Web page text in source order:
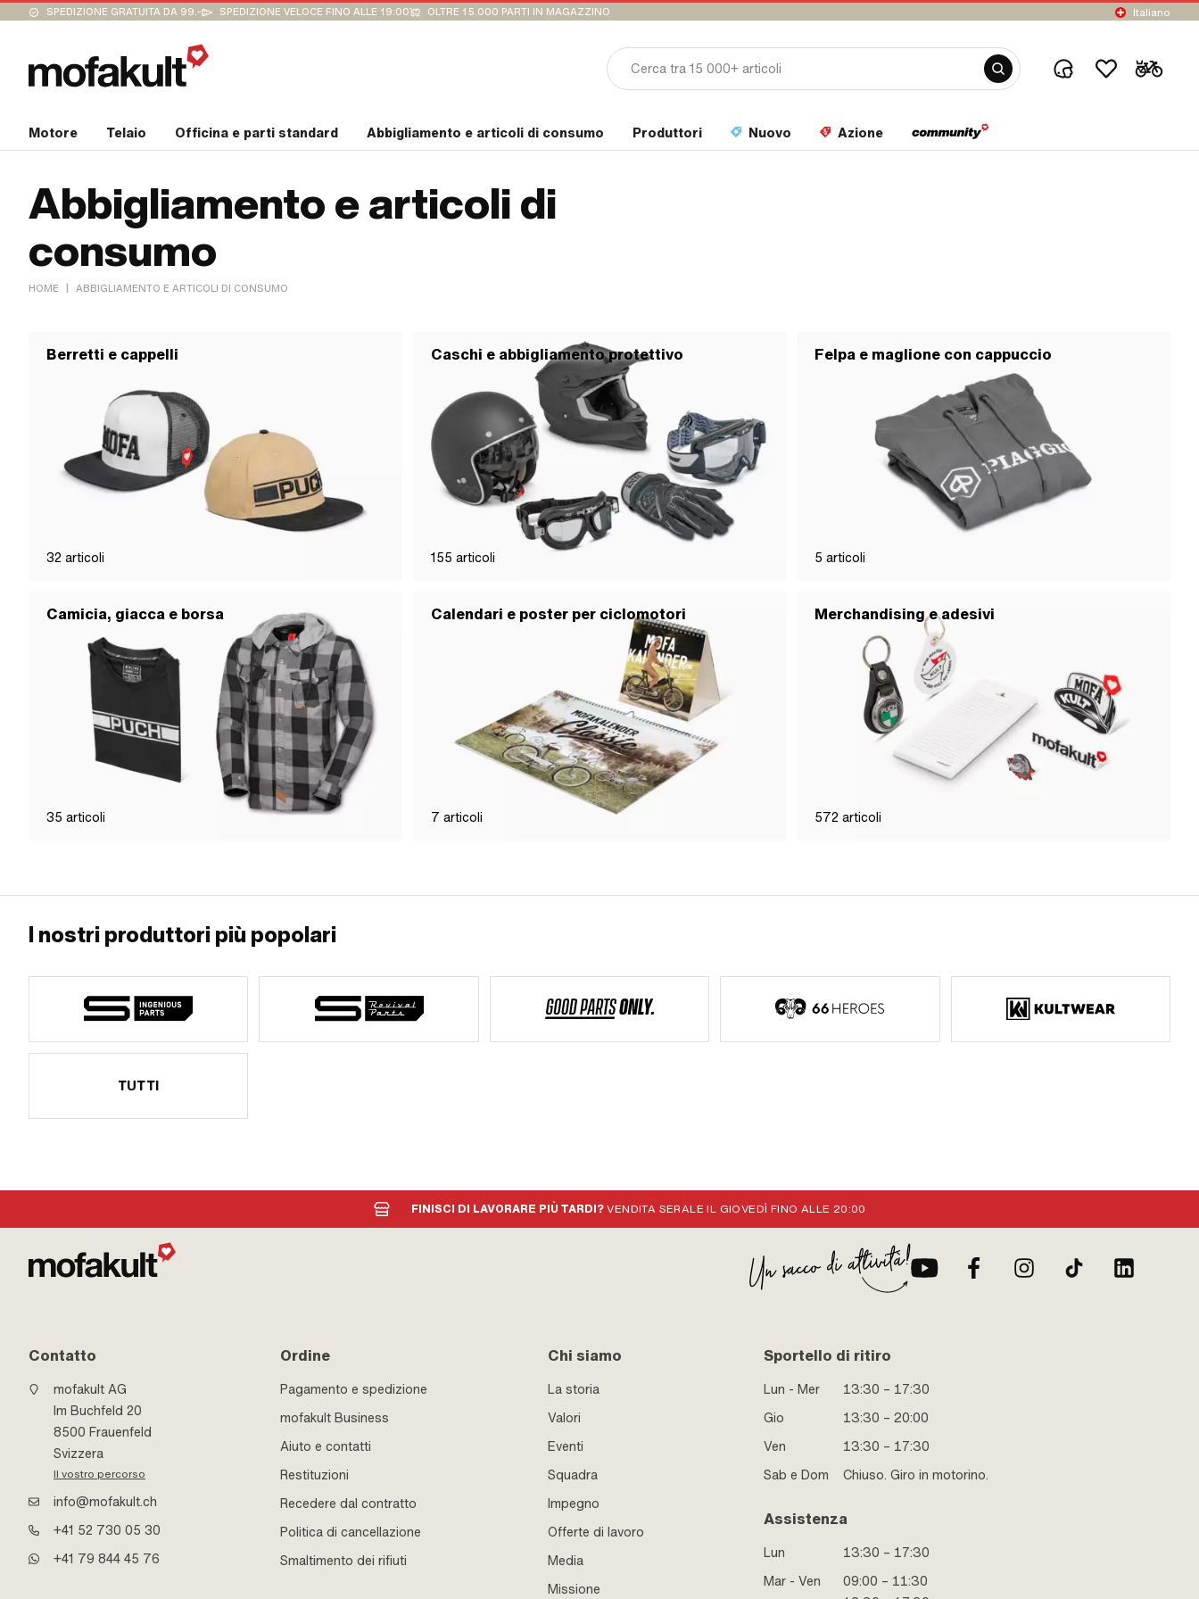
SPEDIZIONE GRATUITA DA 99.- SPEDIZIONE VELOCE FINO ALLE 19:00 OLTRE 15.000 PARTI IN MAGAZZINO Italiano
Motore Telaio Officina e parti standard Abbigliamento e articoli di consumo Produttori Nuovo Azione
Abbigliamento e articoli di
consumo
HOME | ABBIGLIAMENTO E ARTICOLI DI CONSUMO
Berretti e cappelli
32 articoli
Caschi e abbigliamento protettivo
155 articoli
Felpa e maglione con cappuccio
5 articoli
Camicia, giacca e borsa
35 articoli
Calendari e poster per ciclomotori
7 articoli
Merchandising e adesivi
572 articoli
I nostri produttori più popolari
TUTTI
FINISCI DI LAVORARE PIÙ TARDI?VENDITA SERALE IL GIOVEDÌ FINO ALLE 20:00
Contatto
mofakult AG
Im Buchfeld 20
8500 Frauenfeld
Svizzera
Il vostro percorso
info@mofakult.ch
+41 52 730 05 30
+41 79 844 45 76
Ordine
Pagamento e spedizione
mofakult Business
Aiuto e contatti
Restituzioni
Recedere dal contratto
Politica di cancellazione
Smaltimento dei rifiuti
Chi siamo
La storia
Valori
Eventi
Squadra
Impegno
Offerte di lavoro
Media
Missione
Sportello di ritiro
Lun - Mer
13:30 – 17:30
Gio
13:30 – 20:00
Ven
13:30 – 17:30
Sab e Dom
Chiuso. Giro in motorino.
Assistenza
Lun
13:30 – 17:30
Mar - Ven
09:00 – 11:30